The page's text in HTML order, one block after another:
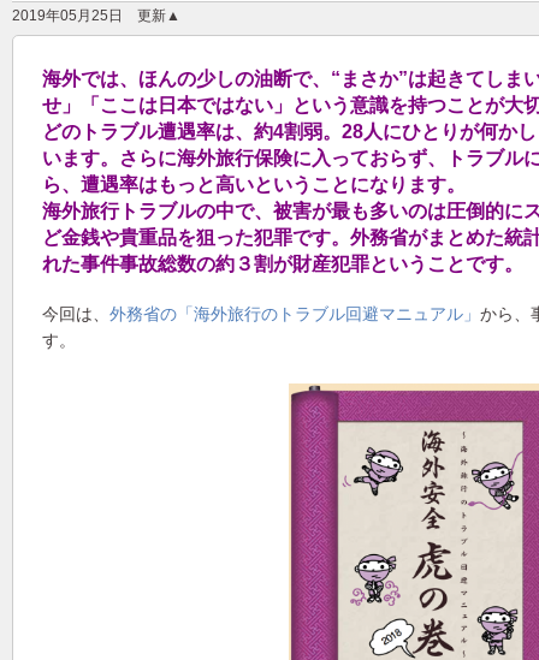
2019年05月25日 更新▲
海外では、ほんの少しの油断で、“まさか”は起きてしま
せ」「ここは日本ではない」という意識を持つことが大
どのトラブル遭遇率は、約4割弱。28人にひとりが何か
います。さらに海外旅行保険に入っておらず、トラブル
ら、遭遇率はもっと高いということになります。
海外旅行トラブルの中で、被害が最も多いのは圧倒的に
ど金銭や貴重品を狙った犯罪です。外務省がまとめた統
れた事件事故総数の約３割が財産犯罪ということです。
今回は、 外務省の「海外旅行のトラブル回避マニュアル」 から、
す。